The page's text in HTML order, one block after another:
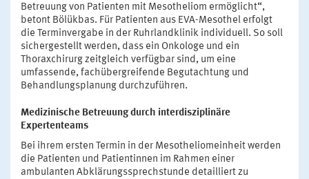
Betreuung von Patienten mit Mesotheliom ermöglicht“,
betont Bölükbas. Für Patienten aus EVA-Mesothel erfolgt
die Terminvergabe in der Ruhrlandklinik individuell. So soll
sichergestellt werden, dass ein Onkologe und ein
Thoraxchirurg zeitgleich verfügbar sind, um eine
umfassende, fachübergreifende Begutachtung und
Behandlungsplanung durchzuführen.
Medizinische Betreuung durch interdisziplinäre
Expertenteams
Bei ihrem ersten Termin in der Mesotheliomeinheit werden
die Patienten und Patientinnen im Rahmen einer
ambulanten Abklärungssprechstunde detailliert zu